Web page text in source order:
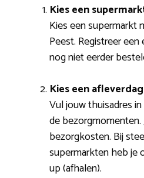
Kies een
Kies een supermarkt
Peest. Registreer
nog niet eerder
Kies een
Vul jouw thuisadres
de
bezorgkosten. Bij
supermarkten heb je
up (afhalen).